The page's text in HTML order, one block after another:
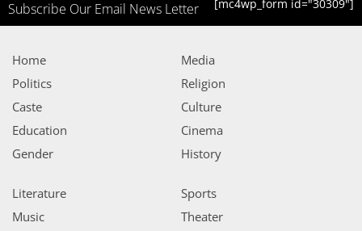
Subscribe Our Email News Letter [mc4wp_form id="30309"]
Home
Politics
Caste
Education
Gender
Media
Religion
Culture
Cinema
History
Literature
Music
Sports
Theater